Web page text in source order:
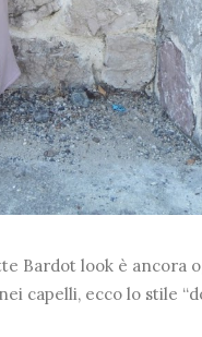
Bardot look è ancora
capelli, ecco lo stile